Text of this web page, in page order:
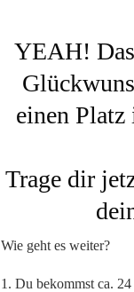
YEAH!
einen
Trage dir
Wie geht es weiter?
1. Du bekommst ca.